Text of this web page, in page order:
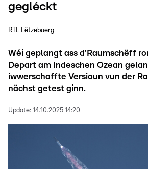
gegléckt
RTL Lëtzebuerg
Wéi geplangt ass d'Raumschëff
Depart am Indeschen Ozean
iwwerschaffte Versioun vun der
nächst getest ginn.
Update: 14.10.2025 14:20